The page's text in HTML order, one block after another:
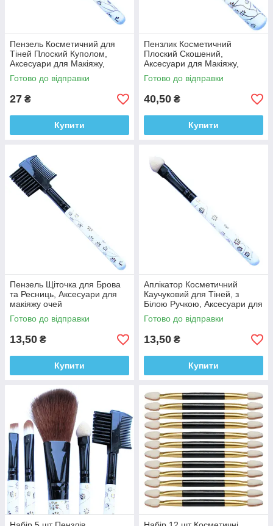
Пензель Косметичний для
Тіней Плоский Куполом,
Аксесуари для Макіяжу,
Пензлі для Обличчя, для
Тіней
Готово до відправки
27 ₴
Купити
Пензлик Косметичний
Плоский Скошений,
Аксесуари для Макіяжу,
Пензлики для Обличчя, для
Тіней
Готово до відправки
40,50 ₴
Купити
Пензель Щіточка для Брова
та Ресниць, Аксесуари для
макіяжу очей
Готово до відправки
13,50 ₴
Купити
Аплікатор Косметичний
Каучуковий для Тіней, з
Білою Ручкою, Аксесуари для
Макіяжу Очей
Готово до відправки
13,50 ₴
Купити